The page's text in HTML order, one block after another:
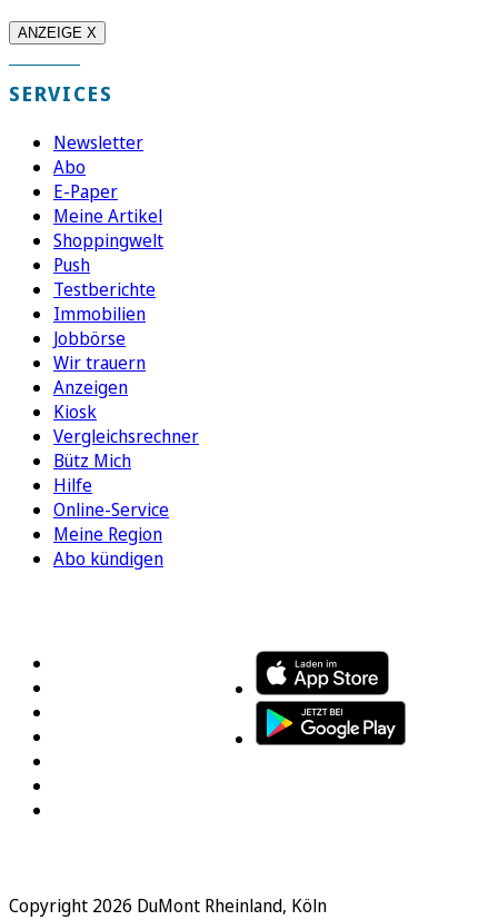
ANZEIGE X
SERVICES
Newsletter
Abo
E-Paper
Meine Artikel
Shoppingwelt
Push
Testberichte
Immobilien
Jobbörse
Wir trauern
Anzeigen
Kiosk
Vergleichsrechner
Bütz Mich
Hilfe
Online-Service
Meine Region
Abo kündigen
Copyright 2026 DuMont Rheinland, Köln